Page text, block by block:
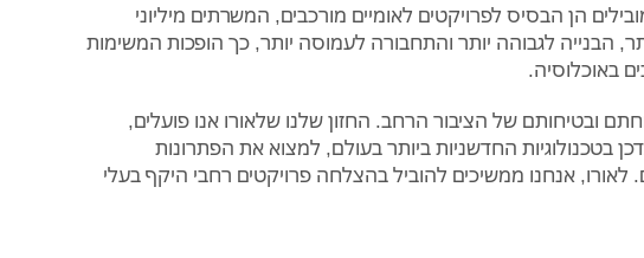
הן הבסיס לפרויקטים לאומיים מורכבים, המשרתים מיליוני
הבנייה לגבוהה יותר והתחבורה לעמוסה יותר, כך הופכות המשימות
באוכלוסיה.
ובטיחותם של הציבור הרחב. החזון שלנו שלאורו אנו פועלים,
בטכנולוגיות החדשניות ביותר בעולם, למצוא את הפתרונות
לאורו, אנחנו ממשיכים להוביל בהצלחה פרויקטים רחבי היקף בעלי